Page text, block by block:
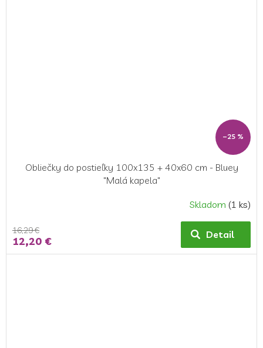
–25 %
Obliečky do postieľky 100x135 + 40x60 cm - Bluey
"Malá kapela"
Skladom (1 ks)
16,29 €
12,20 € Detail